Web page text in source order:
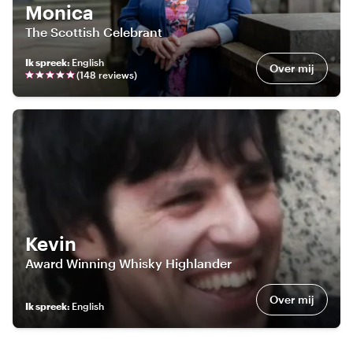
Monica
The Scottish Celebrant
Ik spreek: English
(148 reviews) Over mij
Kevin
Award Winning Whisky Highlander
Ik spreek: English Over mij